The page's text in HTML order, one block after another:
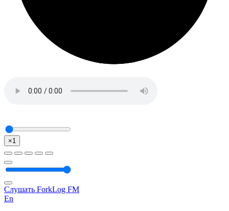
×1
Слушать ForkLog FM
En